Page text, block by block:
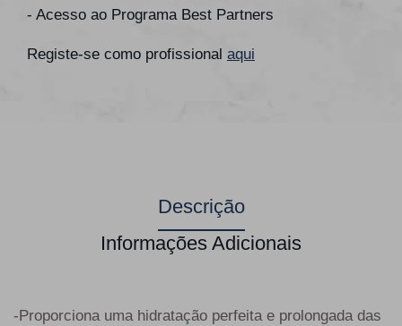
- Acesso ao Programa Best Partners
Registe-se como profissional aqui
Descrição
Informações Adicionais
-Proporciona uma hidratação perfeita e prolongada das